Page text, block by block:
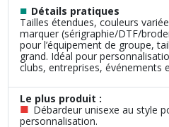
■ Détails pratiques
Tailles étendues, couleurs
marquer (sérigraphie/DTF/
pour l’équipement de groupe,
grand. Idéal pour
clubs, entreprises, événements
Le plus produit :
■ Débardeur unisexe au style
personnalisation.